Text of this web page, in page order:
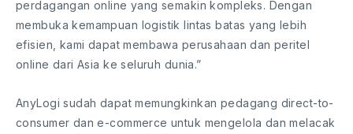
perdagangan online yang semakin kompleks. Dengan
membuka kemampuan logistik lintas batas yang lebih
efisien, kami dapat membawa perusahaan dan peritel
online dari Asia ke seluruh dunia.”
AnyLogi sudah dapat memungkinkan pedagang direct-to-
consumer dan e-commerce untuk mengelola dan melacak